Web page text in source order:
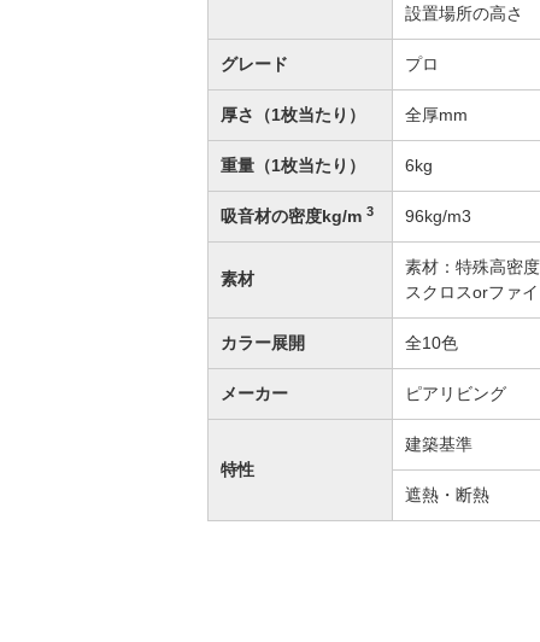
設置場所の高さ
グレード プロ
厚さ（1枚当たり） 全厚mm
重量（1枚当たり） 6kg
吸音材の密度kg/m 3 96kg/m3
素材
素材：特殊高密
スクロスorファ
カラー展開 全10色
メーカー ピアリビング
特性
建築基準
遮熱・断熱